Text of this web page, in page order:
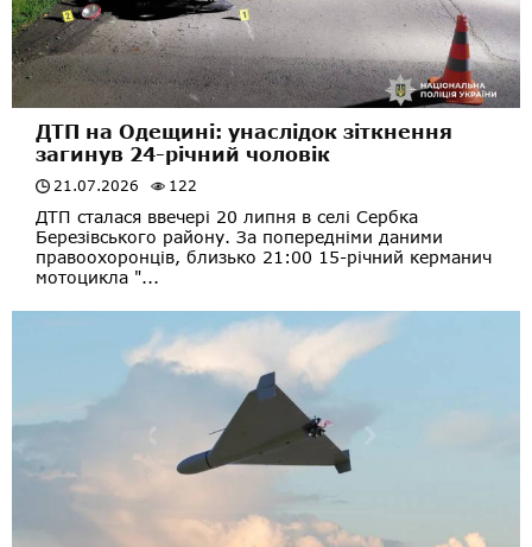
ДТП на Одещині: унаслідок зіткнення
загинув 24-річний чоловік
21.07.2026 122
ДТП сталася ввечері 20 липня в селі Сербка
Березівського району. За попередніми даними
правоохоронців, близько 21:00 15-річний керманич
мотоцикла "...